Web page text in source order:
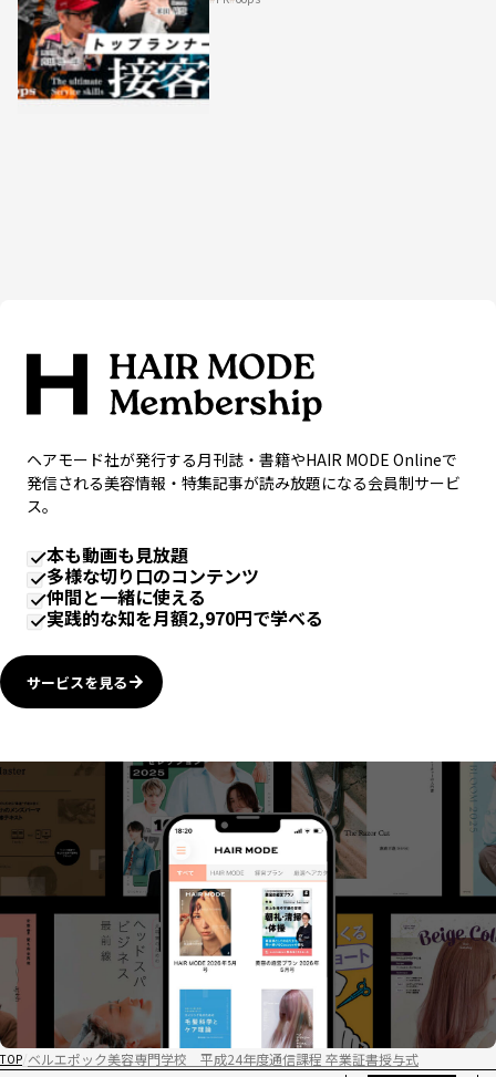
ヘアモード社が発行する月刊誌・書籍やHAIR MODE Onlineで
発信される美容情報・特集記事が読み放題になる会員制サービ
ス。
本も動画も見放題
多様な切り口のコンテンツ
仲間と一緒に使える
実践的な知を月額2,970円で学べる
サービスを見る
TOP ベルエポック美容専門学校 平成24年度通信課程 卒業証書授与式